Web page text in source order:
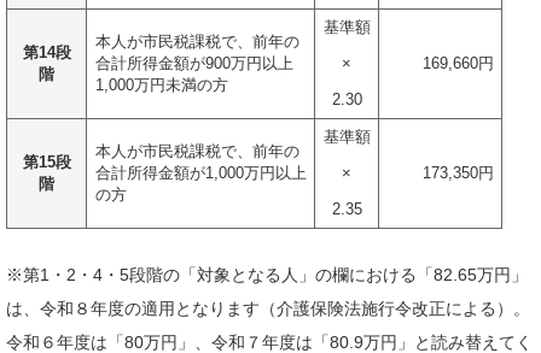
第14段
階
本人が市民税課税で、前年の
合計所得金額が900万円以上
1,000万円未満の方
基準額
169,660円
×
2.30
第15段
階
本人が市民税課税で、前年の
合計所得金額が1,000万円以上
の方
基準額
173,350円
×
2.35
※第1・2・4・5段階の「対象となる人」の欄における「82.65万円」
は、令和８年度の適用となります（介護保険法施行令改正による）。
令和６年度は「80万円」、令和７年度は「80.9万円」と読み替えてく